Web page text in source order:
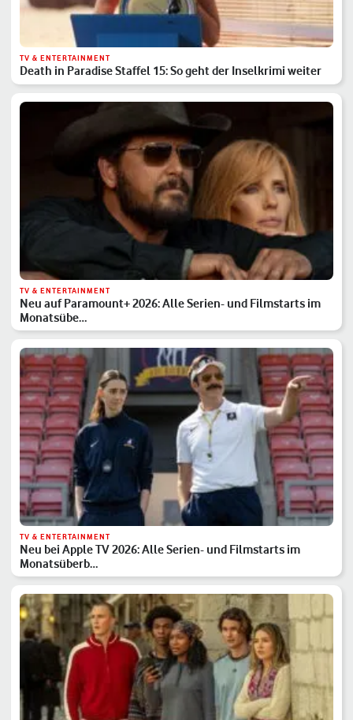
TV & ENTERTAINMENT
Death in Paradise Staffel 15: So geht der Inselkrimi weiter
TV & ENTERTAINMENT
Neu auf Paramount+ 2026: Alle Serien- und Filmstarts im
Monatsübe…
TV & ENTERTAINMENT
Neu bei Apple TV 2026: Alle Serien- und Filmstarts im
Monatsüberb…